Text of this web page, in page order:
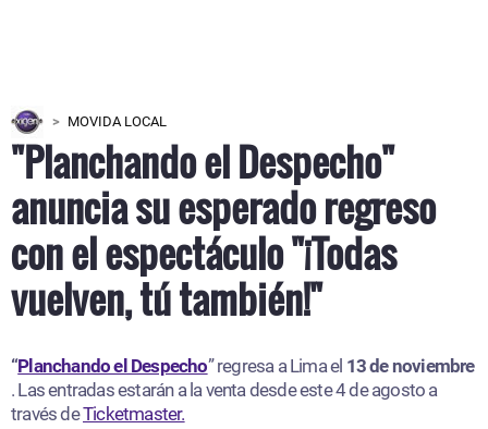
MOVIDA LOCAL
"Planchando el Despecho"
anuncia su esperado regreso
con el espectáculo "¡Todas
vuelven, tú también!"
“Planchando el Despecho” regresa a Lima el 13 de noviembre
. Las entradas estarán a la venta desde este 4 de agosto a
través deTicketmaster.